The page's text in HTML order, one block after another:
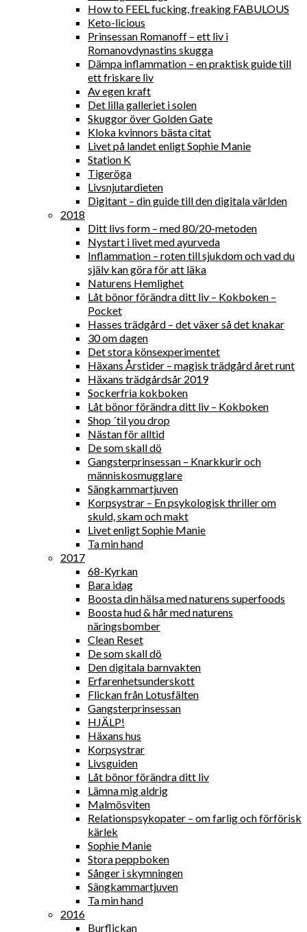
How to FEEL fucking, freaking FABULOUS
Keto-licious
Prinsessan Romanoff – ett liv i
Romanovdynastins skugga
Dämpa inflammation – en praktisk guide till
ett friskare liv
Av egen kraft
Det lilla galleriet i solen
Skuggor över Golden Gate
Kloka kvinnors bästa citat
Livet på landet enligt Sophie Manie
Station K
Tigeröga
Livsnjutardieten
Digitant – din guide till den digitala världen
2018
Ditt livs form – med 80/20-metoden
Nystart i livet med ayurveda
Inflammation – roten till sjukdom och vad du
själv kan göra för att läka
Naturens Hemlighet
Låt bönor förändra ditt liv – Kokboken –
Pocket
Hasses trädgård – det växer så det knakar
30 om dagen
Det stora könsexperimentet
Häxans Årstider – magisk trädgård året runt
Häxans trädgårdsår 2019
Sockerfria kokboken
Låt bönor förändra ditt liv – Kokboken
Shop ´til you drop
Nästan för alltid
De som skall dö
Gangsterprinsessan – Knarkkurir och
människosmugglare
Sängkammartjuven
Korpsystrar – En psykologisk thriller om
skuld, skam och makt
Livet enligt Sophie Manie
Ta min hand
2017
68-Kyrkan
Bara idag
Boosta din hälsa med naturens superfoods
Boosta hud & hår med naturens
näringsbomber
Clean Reset
De som skall dö
Den digitala barnvakten
Erfarenhetsunderskott
Flickan från Lotusfälten
Gangsterprinsessan
HJÄLP!
Häxans hus
Korpsystrar
Livsguiden
Låt bönor förändra ditt liv
Lämna mig aldrig
Malmösviten
Relationspsykopater – om farlig och förförisk
kärlek
Sophie Manie
Stora peppboken
Sånger i skymningen
Sängkammartjuven
Ta min hand
2016
Burflickan